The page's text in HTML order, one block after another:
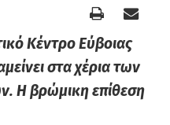
Κέντρο Εύβοιας
στα χέρια των
Η βρώμικη επίθεση